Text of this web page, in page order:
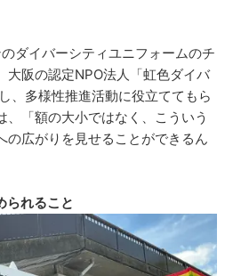
ダイバーシティユニフォームのチ
大阪の認定NPO法人「虹色ダイバ
、多様性推進活動に役立ててもら
、「額の大小ではなく、こういう
の広がりを見せることができるん
られること